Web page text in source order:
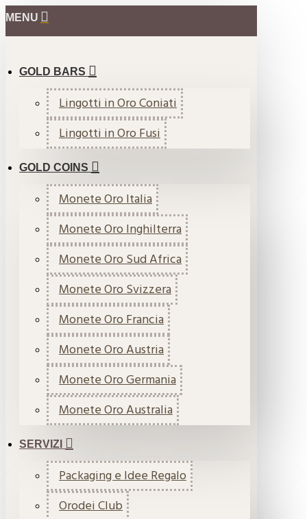
MENU
GOLD BARS
Lingotti in Oro Coniati
Lingotti in Oro Fusi
GOLD COINS
Monete Oro Italia
Monete Oro Inghilterra
Monete Oro Sud Africa
Monete Oro Svizzera
Monete Oro Francia
Monete Oro Austria
Monete Oro Germania
Monete Oro Australia
SERVIZI
Packaging e Idee Regalo
Orodei Club